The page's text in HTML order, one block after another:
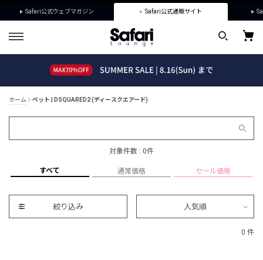
Safari公式ウェブマガジン Safari公式通販サイト
ホーム ペット | DSQUARED2 (ディースクエアード)
対象件数 : 0件
すべて 通常価格 セール価格
絞り込み 人気順
0 件